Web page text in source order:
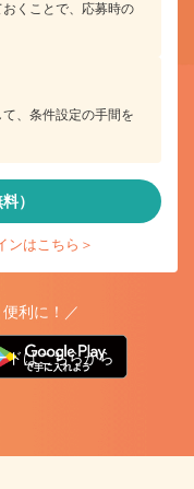
くことで、応募時の
、条件設定の手間を
）
ンはこちら＞
利に！／
ドはこちらから